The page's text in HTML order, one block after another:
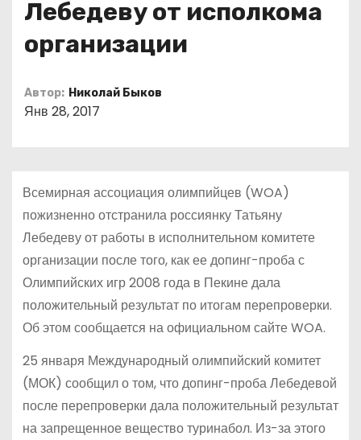
Лебедеву от исполкома
организации
Автор: Николай Быков
Янв 28, 2017
Всемирная ассоциация олимпийцев (WOA)
пожизненно отстранила россиянку Татьяну
Лебедеву от работы в исполнительном комитете
организации после того, как ее допинг-проба с
Олимпийских игр 2008 года в Пекине дала
положительный результат по итогам перепроверки.
Об этом сообщается на официальном сайте WOA.
25 января Международный олимпийский комитет
(МОК) сообщил о том, что допинг-проба Лебедевой
после перепроверки дала положительный результат
на запрещенное вещество туринабол. Из-за этого